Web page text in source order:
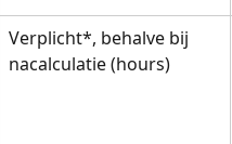
Verplicht*, behalve bij
nacalculatie (hours)